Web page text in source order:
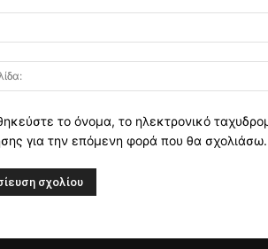
το όνομα, το ηλεκτρονικό
για την επόμενη φορά που θα σχολιάσω.